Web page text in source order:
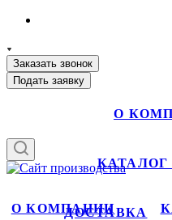
Заказать звонок
Подать заявку
О
ДОСТАВКА
О КОМПАНИИ